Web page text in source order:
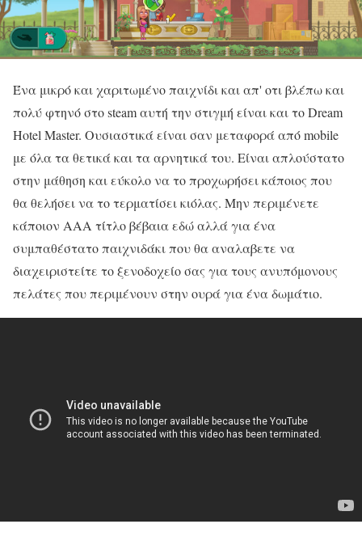
Ένα μικρό και χαριτωμένο παιχνίδι και απ' οτι βλέπω και
πολύ φτηνό στο steam αυτή την στιγμή είναι και το Dream
Hotel Master. Ουσιαστικά είναι σαν μεταφορά από mobile
με όλα τα θετικά και τα αρνητικά του. Είναι απλούστατο
στην μάθηση και εύκολο να το προχωρήσει κάποιος που
θα θελήσει να το τερματίσει κιόλας. Μην περιμένετε
κάποιον ΑΑΑ τίτλο βέβαια εδώ αλλά για ένα
συμπαθέστατο παιχνιδάκι που θα αναλαβετε να
διαχειριστείτε το ξενοδοχείο σας για τους ανυπόμονους
πελάτες που περιμένουν στην ουρά για ένα δωμάτιο.